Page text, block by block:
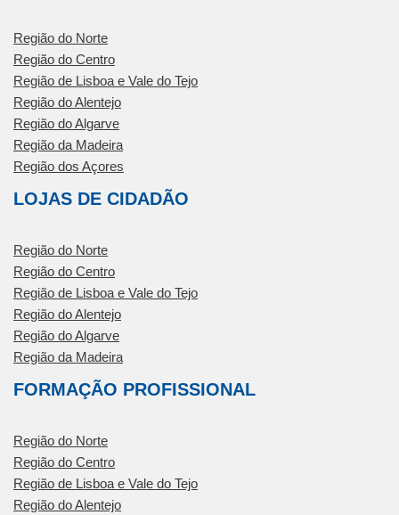
Região do Norte
Região do Centro
Região de Lisboa e Vale do Tejo
Região do Alentejo
Região do Algarve
Região da Madeira
Região dos Açores
LOJAS DE CIDADÃO
Região do Norte
Região do Centro
Região de Lisboa e Vale do Tejo
Região do Alentejo
Região do Algarve
Região da Madeira
FORMAÇÃO PROFISSIONAL
Região do Norte
Região do Centro
Região de Lisboa e Vale do Tejo
Região do Alentejo